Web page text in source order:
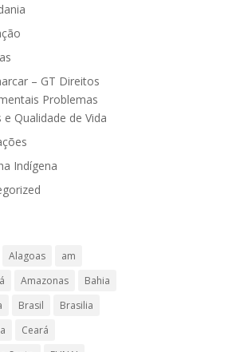
– GT Direitos
Problemas
e Qualidade de Vida
Indígena
Alagoas
am
Amazonas
Bahia
Brasil
Brasilia
Ceará